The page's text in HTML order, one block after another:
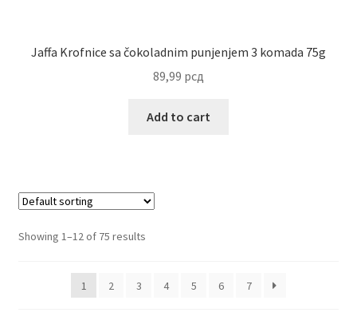
Jaffa Krofnice sa čokoladnim punjenjem 3 komada 75g
89,99 рсд
Add to cart
Showing 1–12 of 75 results
1 2 3 4 5 6 7